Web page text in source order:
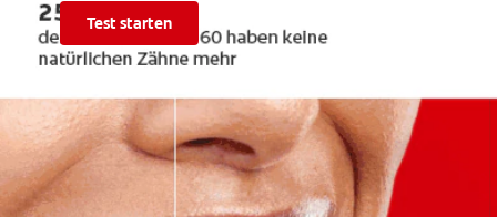
Test starten